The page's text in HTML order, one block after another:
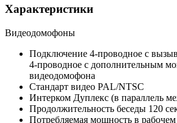
Характеристики
Видеодомофоны
Подключение 4-проводное с
4-проводное с дополнительным
видеодомофона
Стандарт видео PAL/NTSC
Интерком Дуплекс (в параллель
Продолжительность беседы 120
Потребляемая мощность в